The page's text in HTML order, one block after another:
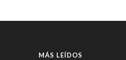
MÁS LEÍDOS